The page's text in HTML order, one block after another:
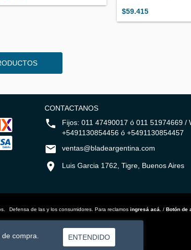
compra. ENTENDIDO
$59.415
CONTACTANOS
Fijos: 011 47490017 ó 011 51974669 /
+5491130854456 ó +5491130854457
ventas@bladeargentina.com
Luis Garcia 1762, Tigre, Buenos Aires
Defensa de las y los consumidores. Para reclamos ingresá acá. / Botón de